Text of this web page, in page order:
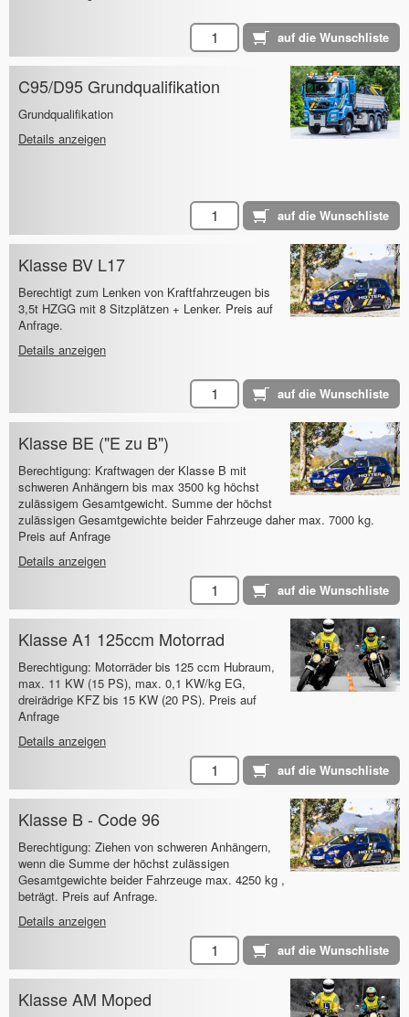
C95/D95 Grundqualifikation
Grundqualifikation
Details anzeigen
Klasse BV L17
Berechtigt zum Lenken von Kraftfahrzeugen bis
3,5t HZGG mit 8 Sitzplätzen + Lenker. Preis auf
Anfrage.
Details anzeigen
Klasse BE ("E zu B")
Berechtigung: Kraftwagen der Klasse B mit
schweren Anhängern bis max 3500 kg höchst
zulässigem Gesamtgewicht. Summe der höchst
zulässigen Gesamtgewichte beider Fahrzeuge daher max. 7000 kg.
Preis auf Anfrage
Details anzeigen
Klasse A1 125ccm Motorrad
Berechtigung: Motorräder bis 125 ccm Hubraum,
max. 11 KW (15 PS), max. 0,1 KW/kg EG,
dreirädrige KFZ bis 15 KW (20 PS). Preis auf
Anfrage
Details anzeigen
Klasse B - Code 96
Berechtigung: Ziehen von schweren Anhängern,
wenn die Summe der höchst zulässigen
Gesamtgewichte beider Fahrzeuge max. 4250 kg ,
beträgt. Preis auf Anfrage.
Details anzeigen
Klasse AM Moped